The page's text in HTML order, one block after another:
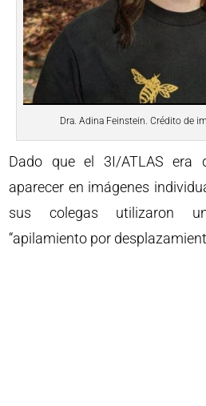
Dra. Adina Feinstein. Crédito de
Dado que el 3I/ATLAS era
aparecer en imágenes
sus colegas utilizaron
“apilamiento por